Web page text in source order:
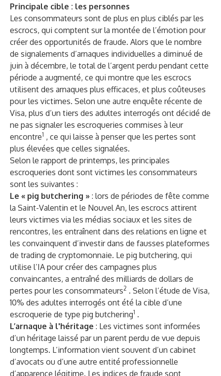
Principale cible : les personnes
Les consommateurs sont de plus en plus ciblés par les
escrocs, qui comptent sur la montée de l’émotion pour
créer des opportunités de fraude. Alors que le nombre
de signalements d’arnaques individuelles a diminué de
juin à décembre, le total de l’argent perdu pendant cette
période a augmenté, ce qui montre que les escrocs
utilisent des arnaques plus efficaces, et plus coûteuses
pour les victimes. Selon une autre enquête récente de
Visa, plus d’un tiers des adultes interrogés ont décidé de
ne pas signaler les escroqueries commises à leur
encontre1 , ce qui laisse à penser que les pertes sont
plus élevées que celles signalées.
Selon le rapport de printemps, les principales
escroqueries dont sont victimes les consommateurs
sont les suivantes :
Le « pig butchering » : lors de périodes de fête comme
la Saint-Valentin et le Nouvel An, les escrocs attirent
leurs victimes via les médias sociaux et les sites de
rencontres, les entraînent dans des relations en ligne et
les convainquent d’investir dans de fausses plateformes
de trading de cryptomonnaie. Le pig butchering, qui
utilise l’IA pour créer des campagnes plus
convaincantes, a entraîné des milliards de dollars de
pertes pour les consommateurs2 . Selon l’étude de Visa,
10% des adultes interrogés ont été la cible d’une
escroquerie de type pig butchering1 .
L’arnaque à l'héritage : Les victimes sont informées
d’un héritage laissé par un parent perdu de vue depuis
longtemps. L’information vient souvent d’un cabinet
d’avocats ou d’une autre entité professionnelle
d’apparence légitime. Les indices de fraude sont